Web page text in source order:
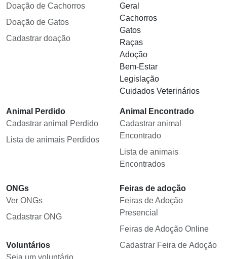
Doação de Cachorros
Doação de Gatos
Cadastrar doação
Geral
Cachorros
Gatos
Raças
Adoção
Bem-Estar
Legislação
Cuidados Veterinários
Animal Perdido
Cadastrar animal Perdido
Lista de animais Perdidos
Animal Encontrado
Cadastrar animal
Encontrado
Lista de animais
Encontrados
ONGs
Ver ONGs
Cadastrar ONG
Voluntários
Seja um voluntário
Feiras de adoção
Feiras de Adoção
Presencial
Feiras de Adoção Online
Cadastrar Feira de Adoção